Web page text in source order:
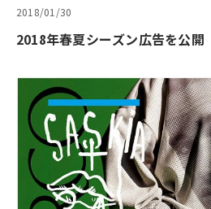
2018/01/30
2018年春夏シーズン広告を公開